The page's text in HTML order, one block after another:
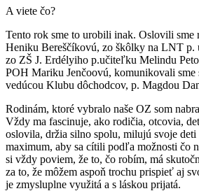
A viete čo?
Tento rok sme to urobili inak. Oslovili
Heniku Bereščíkovú, zo škôlky na LNT p.
zo ZŠ J. Erdélyiho p.učiteľku Melindu
POH Mariku Jenčoovú, komunikovali sme
vedúcou Klubu dôchodcov, p. Magdou
Rodinám, ktoré vybralo naše OZ som
Vždy ma fascinuje, ako rodičia, otcovia,
oslovila, držia silno spolu, milujú svoje deti
maximum, aby sa cítili podľa možnosti čo
si vždy poviem, že to, čo robím, má
za to, že môžem aspoň trochu prispieť aj
je zmysluplne využitá a s láskou prijatá.